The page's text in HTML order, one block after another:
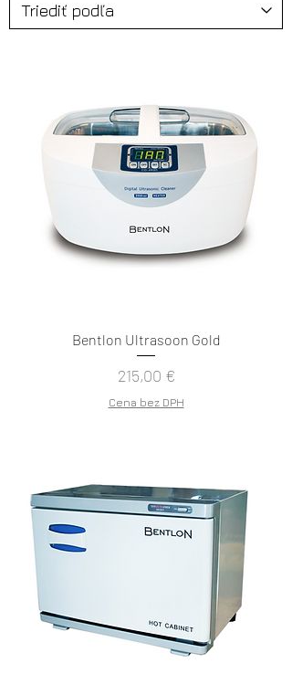
Bentlon Ultrasoon Gold
Cena
215,00 €
Cena bez DPH